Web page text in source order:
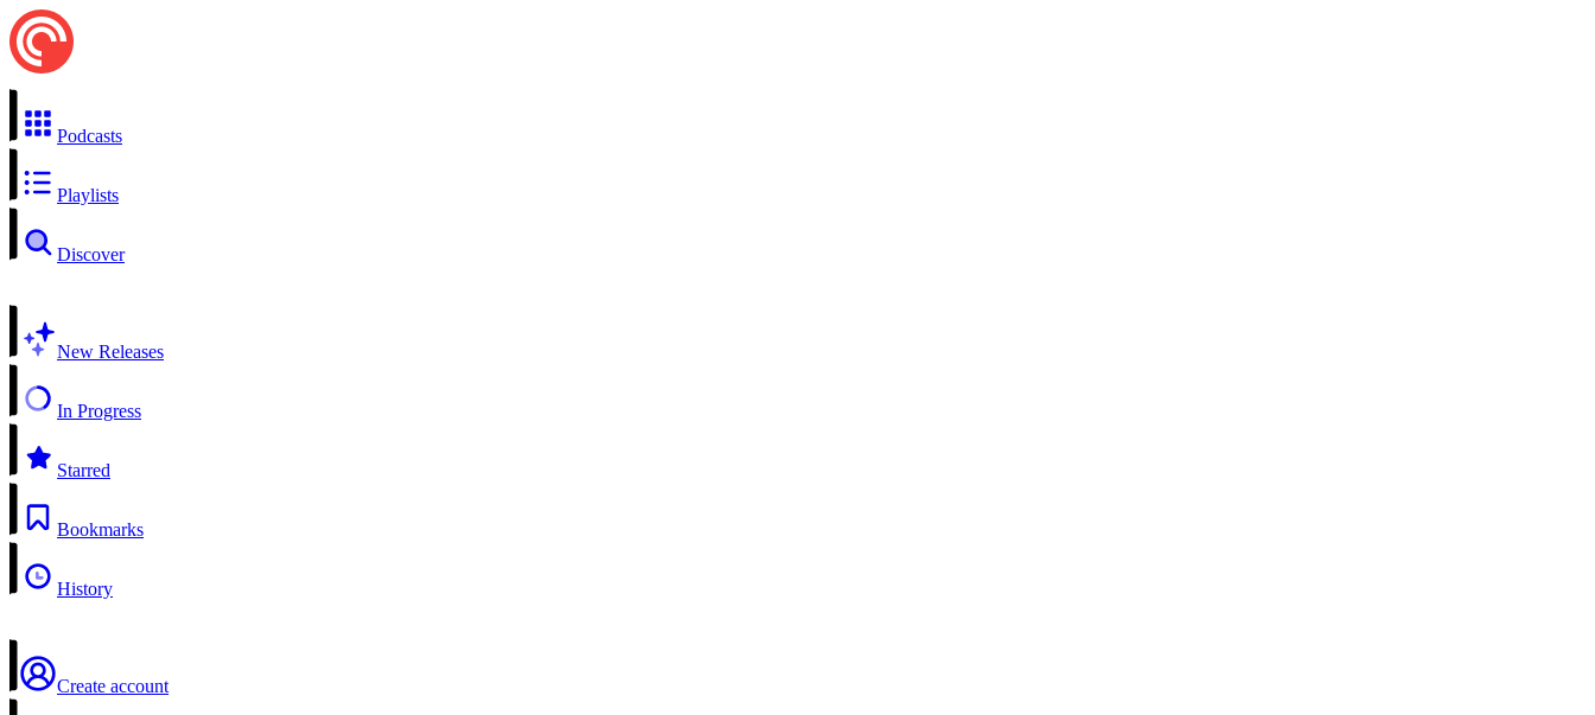
Podcasts
Playlists
Discover
New Releases
In Progress
Starred
Bookmarks
History
Create account